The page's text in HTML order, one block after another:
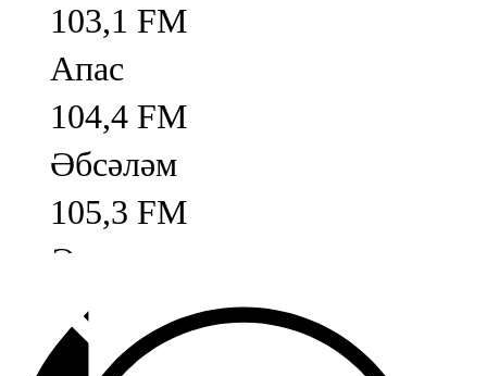
103,1 FM
Апас
104,4 FM
Әбсәләм
105,3 FM
Әлмәт
92,9 FM
Базарлы матак